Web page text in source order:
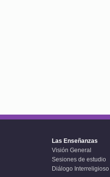
Las Enseñanzas
Visión General
Sesiones de estudio
Diálogo Interreligioso